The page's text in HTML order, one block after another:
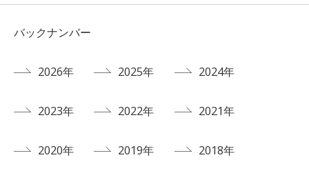
バックナンバー
2026年 2025年 2024年
2023年 2022年 2021年
2020年 2019年 2018年